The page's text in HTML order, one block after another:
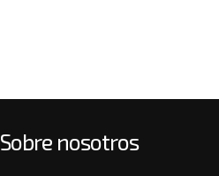
Sobre nosotros